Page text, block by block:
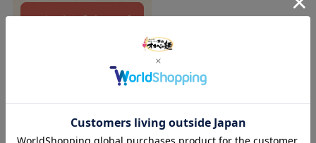
カートに入れる
5件中1件～5件を表示